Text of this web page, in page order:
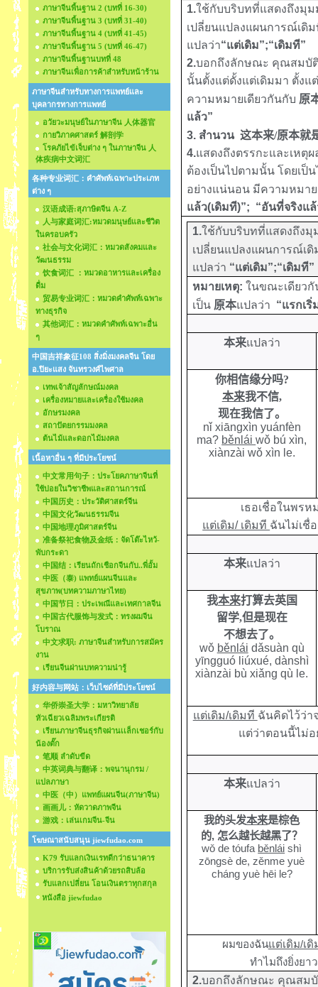
ภาษาจีนพื้นฐาน 2 (บทที่ 16-30)
ภาษาจีนพื้นฐาน 3 (บทที่ 31-40)
ภาษาจีนพื้นฐาน 4 (บทที่ 41-45)
ภาษาจีนพื้นฐาน 5 (บทที่ 46-47)
ภาษาจีนพื้นฐานบทที่ 48
ภาษาจีนเพื่อการค้าสำหรับหน้าร้าน
ภาษาจีนสำหรับทางการแพทย์และ
บุคลากรทางการแพทย์
อวัยวะมนุษย์ในภาษาจีน 人体器官
กายวิภาคศาสตร์ 解剖学
โรคภัยไข้เจ็บต่าง ๆ ในภาษาจีน 人
体疾病中文词汇
各种专业词汇：คำศัพท์เฉพาะประเภท
ต่าง ๆ
汉语成语:สุภาษิตจีน A-Z
人与家庭词汇:หมวดมนุษย์และชีวิต
ในครอบครัว
社会与文化词汇：หมวดสังคมและ
วัฒนธรรม
饮食词汇 ：หมวดอาหารและเครื่อง
ดื่ม
贸易专业词汇：หมวดคำศัพท์เฉพาะ
ทางธุรกิจ
其他词汇：หมวดคำศัพท์เฉพาะอื่น
ๆ
中国吉祥象征108 สิ่งมิ่งมงคลจีน โดย
อ.ปิยะแสง จันทรวงศ์ไพศาล
เทพเจ้าสัญลักษณ์มงคล
เครื่องหมายและเครื่องใช้มงคล
อักษรมงคล
สถาปัตยกรรมมงคล
ต้นไม้และดอกไม้มงคล
เนื้อหาอื่น ๆ ที่มีประโยชน์
中文常用句子：ประโยคภาษาจีนที่
ใช้บ่อยในวิชาชีพและสถานการณ์
中国历史：ประวัติศาสตร์จีน
中国文化วัฒนธรรมจีน
中国地理ภูมิศาสตร์จีน
准备祭祀食物及金纸：จัดโต๊ะไหว้-
พับกระดา
中国结：เรียนถักเชือกจีนกับ..พี่อั้ม
中医（泰) แพทย์แผนจีนและ
สุขภาพ(บทความภาษาไทย)
中国节日：ประเพณีและเทศกาลจีน
中国古代服饰与发式：ทรงผมจีน
โบราณ
中文求职: ภาษาจีนสำหรับการสมัคร
งาน
เรียนจีนผ่านบทความน่ารู้
好内容与网站：เว็บไซด์ที่มีประโยชน์
华侨崇圣大学：มหาวิทยาลัย
หัวเฉียวเฉลิมพระเกียรติ
เรียนภาษาจีนธุรกิจผ่านเเล็กเชอร์กับ
น้องตั๊ก
笔顺 ลำดับขีด
中英词典与翻译：พจนานุกรม /
แปลภาษา
中医（中）แพทย์แผนจีน(ภาษาจีน)
画画儿：หัดวาดภาพจีน
游戏：เล่นเกมจีน-จีน
โฆษณาสนับสนุน jiewfudao.com
K79 รับแลกเงินเรทดีกว่าธนาคาร
บริการรับส่งสินค้าด้วยรถสิบล้อ
รับแลกเปลี่ยน โอนเงินตราทุกสกุล
หนังสือ jiewfudao
1.ใช้กับบริบทที่แสดงถึงมุม
เปลี่ยนแปลงแผนการณ์เดิม
แปลว่า“แต่เดิม”;“เดิมที”
2.บอกถึงลักษณะ คุณสมบัติ
นั้นตั้งแต่ดั้งแต่เดิมมา ตั้งแ
ความหมายเดียวกันกับ 原
แล้ว”
3. สำนวน 这本来/原本就
4.แสดงถึงตรรกะและเหตุ
ต้องเป็นไปตามนั้น โดยเ
อย่างแน่นอน มีความหมา
แล้ว(เดิมที)”; “อันที่จริงแล้
1.ใช้กับบริบทที่แสดงถึงมุ
เปลี่ยนแปลงแผนการณ์เดิ
แปลว่า “แต่เดิม”;“เดิมที”
หมายเหตุ:ในขณะเดียวกั
เป็น 原本แปลว่า “แรกเริ่
本来แปลว่า
你相信缘分吗?
本来我不信,
现在我信了。
nǐ xiāngxìn yuánfèn
ma? běnláiwǒ bú xìn,
xiànzài wǒ xìn le.
เธอเชื่อในพร
แต่เดิม/ เดิมที ฉันไม่เชื่
本来แปลว่า
我本来打算去英国
留学,但是现在
不想去了。
wǒ běnlái dǎsuàn qù
yīngguó liúxué, dànshì
xiànzài bù xiǎng qù le.
แต่เดิม/เดิมที ฉันคิดไว้ว่า
แต่ว่าตอนนี้ไม่อ
本来แปลว่า
我的头发本来是棕色
的, 怎么越长越黑了？
wǒ de tóufa běnlái shì
zōngsè de, zěnme yuè
cháng yuè hēi le?
ผมของฉันแต่เดิม/เดิ
ทำไมถึงยิ่งยา
2.บอกถึงลักษณะ คุณสมบั